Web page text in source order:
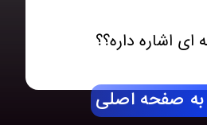
ای اشاره داره؟؟
صفحه اصلی